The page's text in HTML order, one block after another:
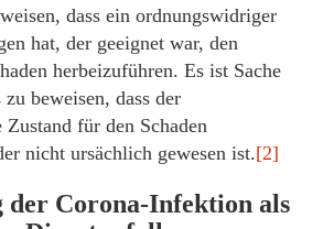
dass ein ordnungswidriger
hat, der geeignet war, den
herbeizuführen. Es ist Sache
beweisen, dass der
für den Schaden
nicht ursächlich gewesen ist.[2]
der Corona-Infektion als